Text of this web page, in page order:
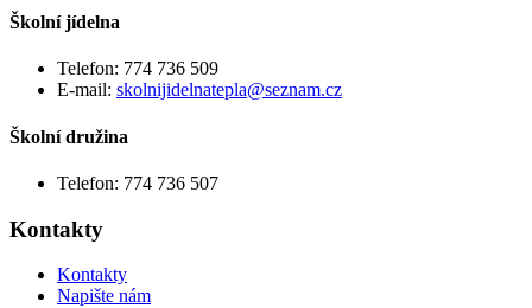
Školní jídelna
Telefon: 774 736 509
E-mail: skolnijidelnatepla@seznam.cz
Školní družina
Telefon: 774 736 507
Kontakty
Kontakty
Napište nám